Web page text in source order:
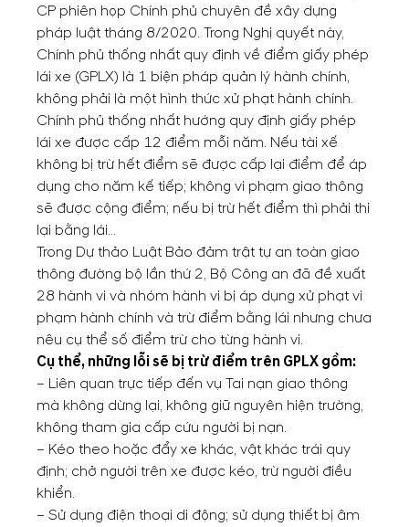
CP phiên họp Chính phủ chuyên đề xây dựng
pháp luật tháng 8/2020. Trong Nghị quyết này,
Chính phủ thống nhất quy định về điểm giấy phép
lái xe (GPLX) là 1 biện pháp quản lý hành chính,
không phải là một hình thức xử phạt hành chính.
Chính phủ thống nhất hướng quy định giấy phép
lái xe được cấp 12 điểm mỗi năm. Nếu tài xế
không bị trừ hết điểm sẽ được cấp lại điểm để áp
dụng cho năm kế tiếp; không vi phạm giao thông
sẽ được cộng điểm; nếu bị trừ hết điểm thì phải thi
lại bằng lái…
Trong Dự thảo Luật Bảo đảm trật tự an toàn giao
thông đường bộ lần thứ 2, Bộ Công an đã đề xuất
28 hành vi và nhóm hành vi bị áp dụng xử phạt vi
phạm hành chính và trừ điểm bằng lái nhưng chưa
nêu cụ thể số điểm trừ cho từng hành vi.
Cụ thể, những lỗi sẽ bị trừ điểm trên GPLX gồm:
– Liên quan trực tiếp đến vụ Tai nạn giao thông
mà không dừng lại, không giữ nguyên hiện trường,
không tham gia cấp cứu người bị nạn.
– Kéo theo hoặc đẩy xe khác, vật khác trái quy
định; chở người trên xe được kéo, trừ người điều
khiển.
– Sử dụng điện thoại di động; sử dụng thiết bị âm